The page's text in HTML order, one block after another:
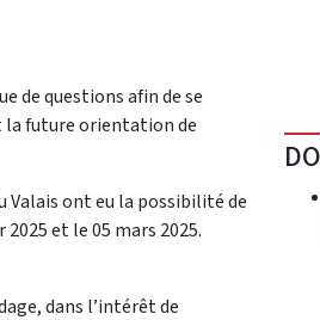
de questions afin de se
la future orientation de
Valais ont eu la possibilité de
et le 05 mars 2025.
dans l’intérêt de